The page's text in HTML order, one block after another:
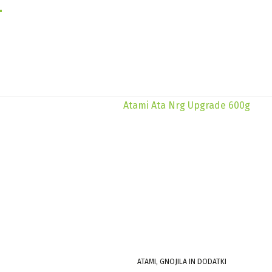
ATAMI, GNOJILA IN DODATKI